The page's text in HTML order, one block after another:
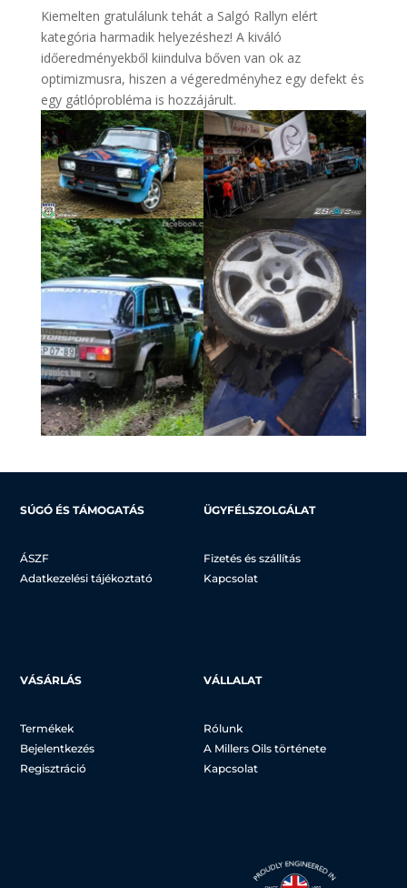
Kiemelten gratulálunk tehát a Salgó Rallyn elért
kategória harmadik helyezéshez! A kiváló
időeredményekből kiindulva bőven van ok az
optimizmusra, hiszen a végeredményhez egy defekt és
egy gátlóprobléma is hozzájárult.
SÚGÓ ÉS TÁMOGATÁS
ÁSZF
Adatkezelési tájékoztató
ÜGYFÉLSZOLGÁLAT
Fizetés és szállítás
Kapcsolat
VÁSÁRLÁS
Termékek
Bejelentkezés
Regisztráció
VÁLLALAT
Rólunk
A Millers Oils története
Kapcsolat